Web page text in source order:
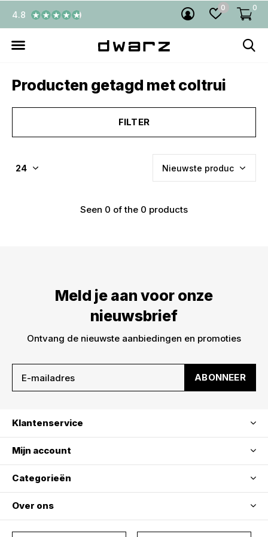
0 0
4.8
Producten getagd met coltrui
FILTER
Seen 0 of the 0 products
Meld je aan voor onze
nieuwsbrief
Ontvang de nieuwste aanbiedingen en promoties
ABONNEER
Klantenservice
Mijn account
Categorieën
Over ons